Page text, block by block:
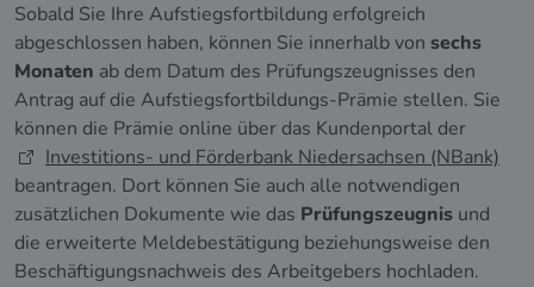
Sobald Sie Ihre Aufstiegsfortbildung erfolgreich
abgeschlossen haben, können Sie innerhalb von sechs
Monaten ab dem Datum des Prüfungszeugnisses den
Antrag auf die Aufstiegsfortbildungs-Prämie stellen. Sie
können die Prämie online über das Kundenportal der
Investitions- und Förderbank Niedersachsen (NBank)
beantragen. Dort können Sie auch alle notwendigen
zusätzlichen Dokumente wie das Prüfungszeugnis und
die erweiterte Meldebestätigung beziehungsweise den
Beschäftigungsnachweis des Arbeitgebers hochladen.